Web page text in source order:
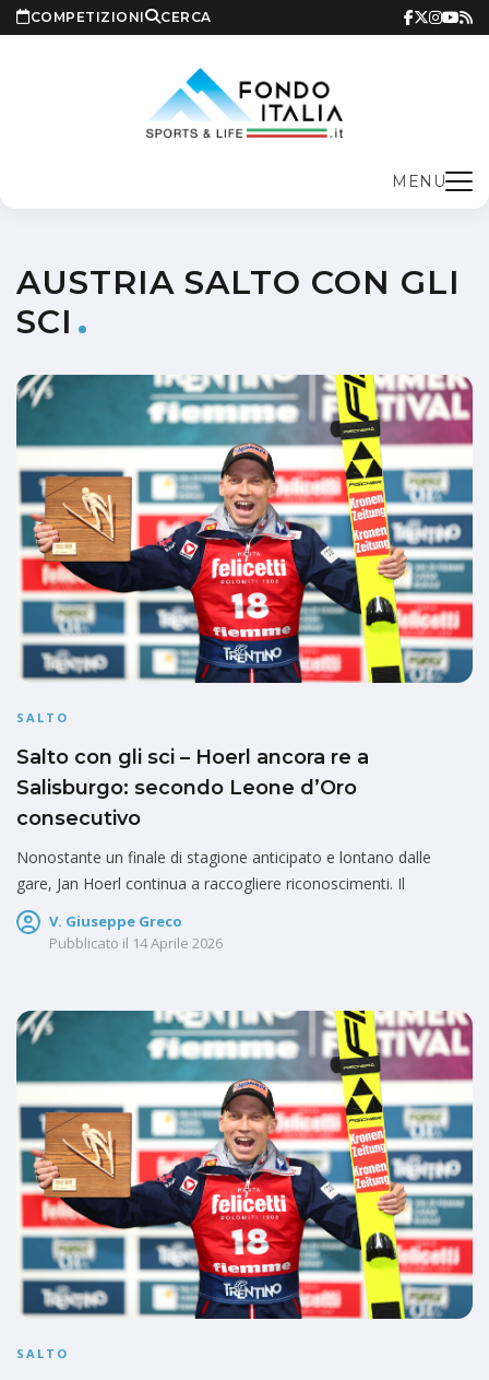
COMPETIZIONI CERCA
MENU
AUSTRIA SALTO CON GLI
SCI
SALTO
Salto con gli sci – Hoerl ancora re a
Salisburgo: secondo Leone d’Oro
consecutivo
Nonostante un finale di stagione anticipato e lontano dalle
gare, Jan Hoerl continua a raccogliere riconoscimenti. Il
V. Giuseppe Greco
Pubblicato il 14 Aprile 2026
SALTO